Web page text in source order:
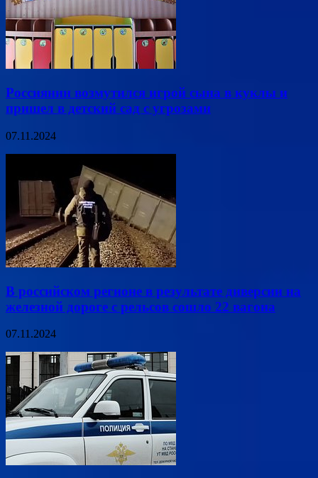
Россиянин возмутился игрой сына в куклы и
пришел в детский сад с угрозами
07.11.2024
В российском регионе в результате диверсии на
железной дороге с рельсов сошло 22 вагона
07.11.2024